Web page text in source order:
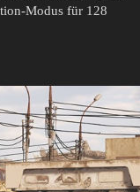
Modus für 128